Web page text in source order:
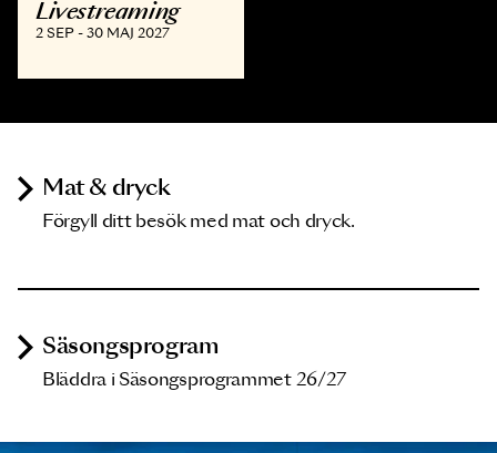
Livestreaming
2 SEP - 30 MAJ 2027
Mat & dryck
Förgyll ditt besök med mat och dryck.
Säsongsprogram
Bläddra i Säsongsprogrammet 26/27